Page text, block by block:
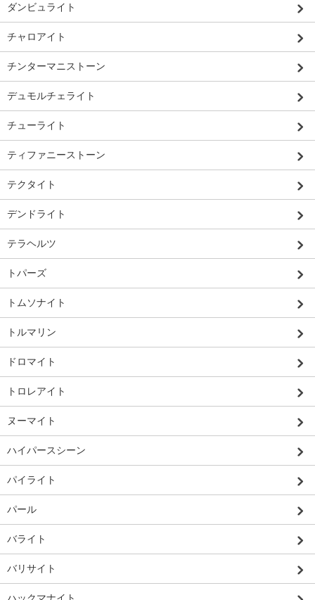
ダンビュライト
チャロアイト
チンターマニストーン
デュモルチェライト
チューライト
ティファニーストーン
テクタイト
デンドライト
テラヘルツ
トパーズ
トムソナイト
トルマリン
ドロマイト
トロレアイト
ヌーマイト
ハイパースシーン
パイライト
パール
バライト
バリサイト
ハックマナイト